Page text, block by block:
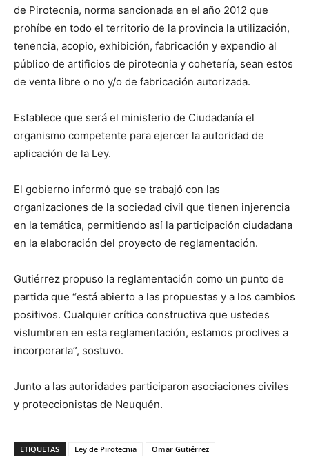
de Pirotecnia, norma sancionada en el año 2012 que
prohíbe en todo el territorio de la provincia la utilización,
tenencia, acopio, exhibición, fabricación y expendio al
público de artificios de pirotecnia y cohetería, sean estos
de venta libre o no y/o de fabricación autorizada.
Establece que será el ministerio de Ciudadanía el
organismo competente para ejercer la autoridad de
aplicación de la Ley.
El gobierno informó que se trabajó con las
organizaciones de la sociedad civil que tienen injerencia
en la temática, permitiendo así la participación ciudadana
en la elaboración del proyecto de reglamentación.
Gutiérrez propuso la reglamentación como un punto de
partida que “está abierto a las propuestas y a los cambios
positivos. Cualquier crítica constructiva que ustedes
vislumbren en esta reglamentación, estamos proclives a
incorporarla”, sostuvo.
Junto a las autoridades participaron asociaciones civiles
y proteccionistas de Neuquén.
ETIQUETAS Ley de Pirotecnia Omar Gutiérrez